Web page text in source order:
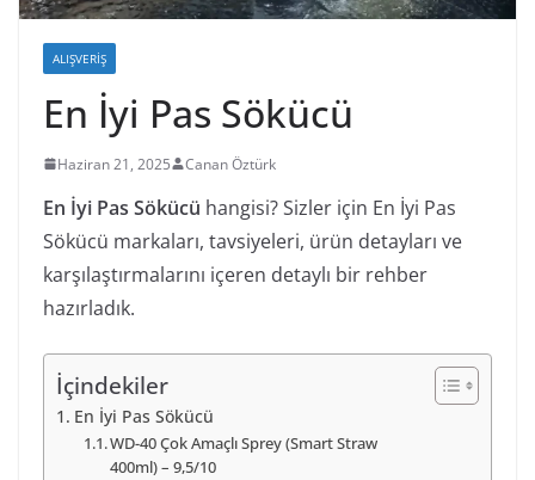
ALIŞVERIŞ
En İyi Pas Sökücü
Haziran 21, 2025 Canan Öztürk
En İyi Pas Sökücü hangisi? Sizler için En İyi Pas
Sökücü markaları, tavsiyeleri, ürün detayları ve
karşılaştırmalarını içeren detaylı bir rehber
hazırladık.
İçindekiler
En İyi Pas Sökücü
WD-40 Çok Amaçlı Sprey (Smart Straw
400ml) – 9,5/10